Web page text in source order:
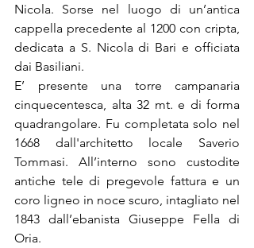
Nicola. Sorse nel luogo di un’antica
cappella precedente al 1200 con cripta,
dedicata a S. Nicola di Bari e officiata
dai Basiliani.
E’ presente una torre campanaria
cinquecentesca, alta 32 mt. e di forma
quadrangolare. Fu completata solo nel
1668 dall'architetto locale Saverio
Tommasi. All’interno sono custodite
antiche tele di pregevole fattura e un
coro ligneo in noce scuro, intagliato nel
1843 dall’ebanista Giuseppe Fella di
Oria.